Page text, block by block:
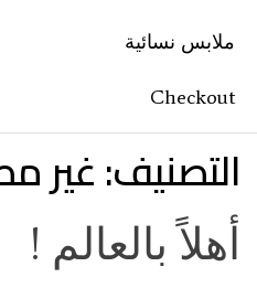
ملابس نسائية
Checkout
التصنيف:غير
أهلاً بالعالم !